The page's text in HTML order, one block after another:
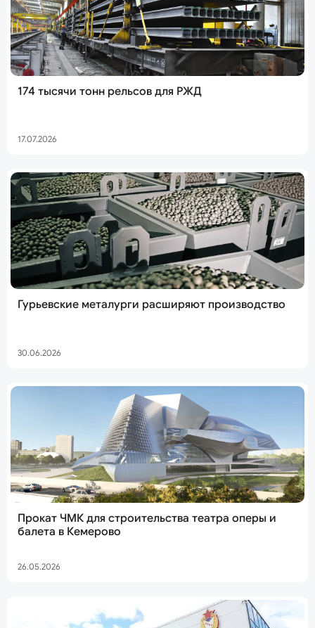
174 тысячи тонн рельсов для РЖД
17.07.2026
Гурьевские металурги расширяют производство
30.06.2026
Прокат ЧМК для строительства театра оперы и
балета в Кемерово
26.05.2026